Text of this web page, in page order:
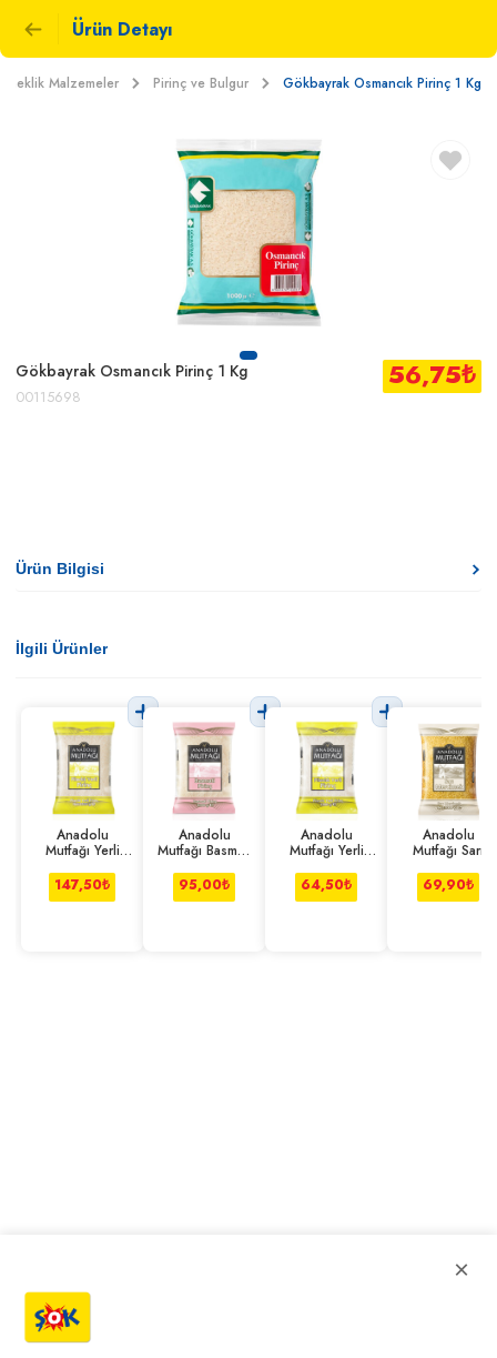
Ürün Detayı
Malzemeler Pirinç ve Bulgur Gökbayrak Osmancık Pirinç 1 Kg
Gökbayrak Osmancık Pirinç 1 Kg
00115698
56,75₺
Ürün Bilgisi
İlgili Ürünler
Anadolu
Mutfağı Yerli
2.5 kg
147,50₺
Anadolu
Mutfağı Basmati
95,00₺
Anadolu
Mutfağı Yerli
kg
64,50₺
Anadolu
Mutfağı Sarı
69,90₺
×